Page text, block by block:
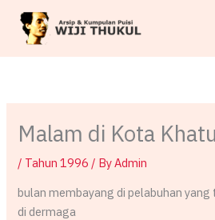
content
Malam di Kota
/ Tahun 1996 / ByAdmin
bulan membayang di pelabuhan yang
di dermaga